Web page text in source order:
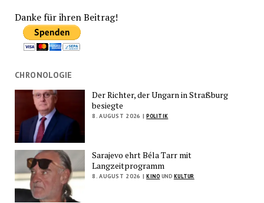
Danke für ihren Beitrag!
CHRONOLOGIE
Der Richter, der Ungarn in Straßburg
besiegte
8. AUGUST 2026 | POLITIK
Sarajevo ehrt Béla Tarr mit
Langzeitprogramm
8. AUGUST 2026 | KINO UND KULTUR